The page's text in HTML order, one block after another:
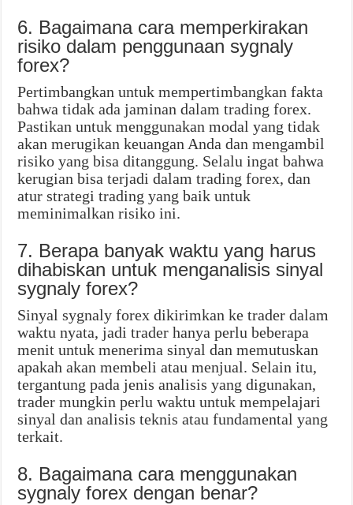
6. Bagaimana cara memperkirakan
risiko dalam penggunaan sygnaly
forex?
Pertimbangkan untuk mempertimbangkan fakta
bahwa tidak ada jaminan dalam trading forex.
Pastikan untuk menggunakan modal yang tidak
akan merugikan keuangan Anda dan mengambil
risiko yang bisa ditanggung. Selalu ingat bahwa
kerugian bisa terjadi dalam trading forex, dan
atur strategi trading yang baik untuk
meminimalkan risiko ini.
7. Berapa banyak waktu yang harus
dihabiskan untuk menganalisis sinyal
sygnaly forex?
Sinyal sygnaly forex dikirimkan ke trader dalam
waktu nyata, jadi trader hanya perlu beberapa
menit untuk menerima sinyal dan memutuskan
apakah akan membeli atau menjual. Selain itu,
tergantung pada jenis analisis yang digunakan,
trader mungkin perlu waktu untuk mempelajari
sinyal dan analisis teknis atau fundamental yang
terkait.
8. Bagaimana cara menggunakan
sygnaly forex dengan benar?